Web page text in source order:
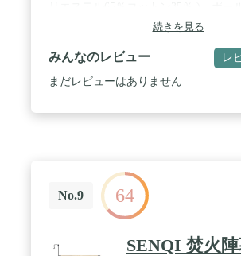
リエステル、ポール/スチール / 付属品
納袋 / ※ペグは付属しておりません。
にご確認下さい＞ TC生地は綿とポリ
紡で「織りムラ 織りキズ」がどうし
ます。 TC独特の風合いのため、多少
続きを見る
みんなのレビュー レ
まだレビューはありません
No.9 64
SENQI 焚火